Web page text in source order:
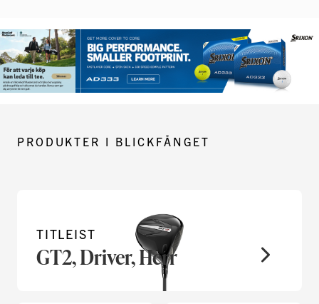
PRODUKTER I BLICKFÅNGET
TITLEIST
GT2, Driver, Herr